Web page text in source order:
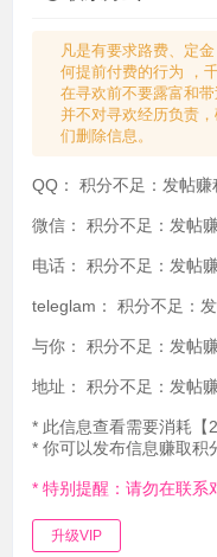
凡是有要求路费、定
何提前付费的行为 ，
在寻欢前不要露富和
并不对寻欢经历负责
们删除信息。
QQ： 积分不足：发帖赚
微信： 积分不足：发帖
电话： 积分不足：发帖
teleglam： 积分不足：
与你： 积分不足：发帖
地址： 积分不足：发帖
* 此信息查看需要消耗【
* 你可以发布信息赚取积
* 特别提醒：请勿在联系
升级VIP